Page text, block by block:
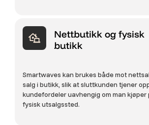
Nettbutikk og fysisk
butikk
Smartwaves kan brukes både mot
salg i butikk, slik at sluttkunden tjener
kundefordeler uavhengig om man kjøper
fysisk utsalgssted.